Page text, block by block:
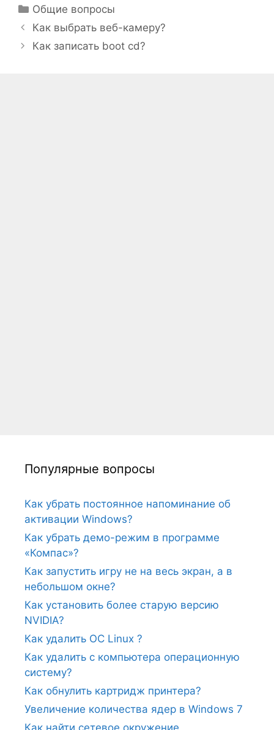
Рубрики
Общие вопросы
Как выбрать веб-камеру?
Как записать boot cd?
Популярные вопросы
Как убрать постоянное напоминание об
активации Windows?
Как убрать демо-режим в программе
«Компас»?
Как запустить игру не на весь экран, а в
небольшом окне?
Как установить более старую версию
NVIDIA?
Как удалить ОС Linux ?
Как удалить с компьютера операционную
систему?
Как обнулить картридж принтера?
Увеличение количества ядер в Windows 7
Как найти сетевое окружение